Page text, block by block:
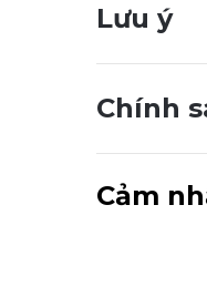
Lưu ý
Chính
Cảm